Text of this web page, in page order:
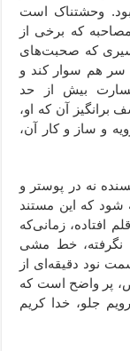
وحشتناک است
که برخی از
سیری که صحبت‌های
سر هم سوار کند و
بیش از حد
آن که او،
و ساز و کار آن،
نه در پوستر و
شود که این مستند
افتاده، زمانی‌که
خط مشی
نود دقیقه‌ای از
پر واضح است که
جلو، خدا کریم